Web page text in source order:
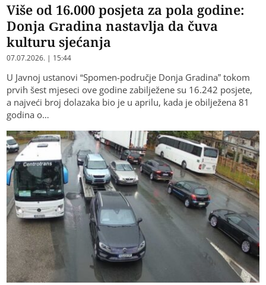
Više od 16.000 posjeta za pola godine:
Donja Gradina nastavlja da čuva
kulturu sjećanja
07.07.2026. | 15:44
U Javnoj ustanovi “Spomen-područje Donja Gradina” tokom
prvih šest mjeseci ove godine zabilježene su 16.242 posjete,
a najveći broj dolazaka bio je u aprilu, kada je obilježena 81
godina o…